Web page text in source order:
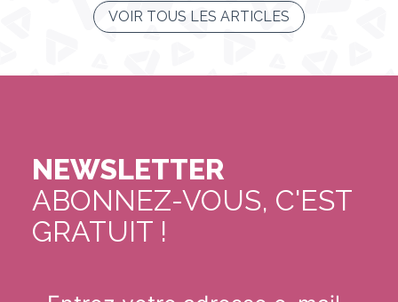
VOIR TOUS LES ARTICLES
NEWSLETTER
ABONNEZ-VOUS, C'EST
GRATUIT !